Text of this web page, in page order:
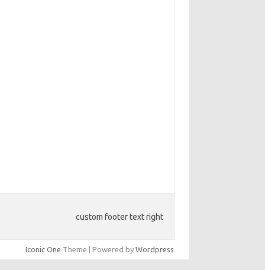
custom footer text right
Iconic One Theme | Powered by Wordpress